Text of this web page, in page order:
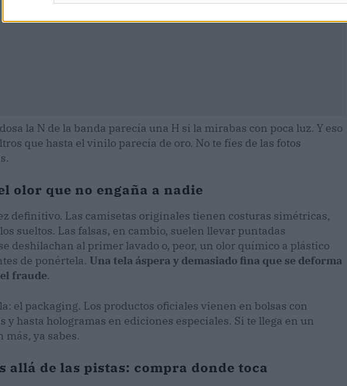
la N de la banda parecía una H si la mirabas con poca luz. Y eso
que hasta el vinilo parecía de oro. No te fíes de las fotos
olor que no engaña a nadie
definitivo. Las camisetas originales tienen costuras simétricas,
sueltos. Las falsas, en cambio, suelen llevar puntadas
deshilachan al primer lavado o, peor, un olor químico a plástico
de ponértela. Una tela áspera y demasiado fina que se deforma
fraude.
el packaging. Los productos oficiales vienen en bolsas con
y hasta hologramas en ediciones especiales. Si te llega en un
ya sabes.
allá de las pistas: compra donde toca